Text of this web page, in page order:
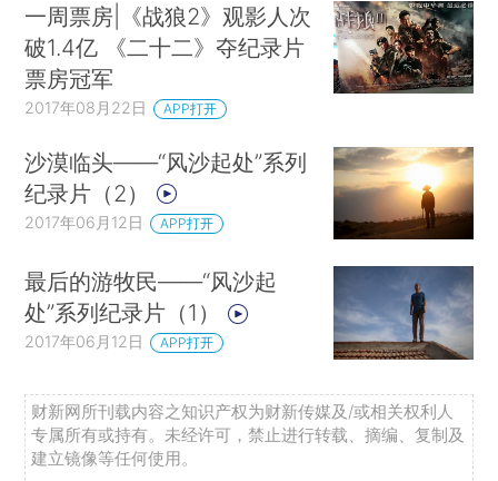
一周票房|《战狼2》观影人次
破1.4亿 《二十二》夺纪录片
票房冠军
2017年08月22日 APP打开
沙漠临头——“风沙起处”系列
纪录片（2）
2017年06月12日 APP打开
最后的游牧民——“风沙起
处”系列纪录片（1）
2017年06月12日 APP打开
财新网所刊载内容之知识产权为财新传媒及/或相关权利人
专属所有或持有。未经许可，禁止进行转载、摘编、复制及
建立镜像等任何使用。